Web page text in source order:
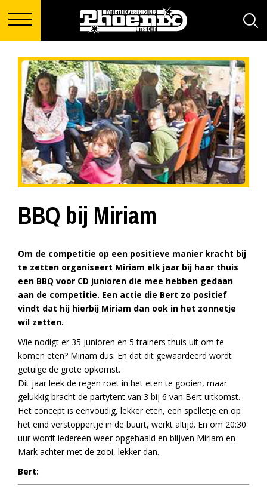
BBQ bij Miriam
Om de competitie op een positieve manier kracht bij
te zetten organiseert Miriam elk jaar bij haar thuis
een BBQ voor CD junioren die mee hebben gedaan
aan de competitie. Een actie die Bert zo positief
vindt dat hij hierbij Miriam dan ook in het zonnetje
wil zetten.
Wie nodigt er 35 junioren en 5 trainers thuis uit om te
komen eten? Miriam dus. En dat dit gewaardeerd wordt
getuige de grote opkomst.
Dit jaar leek de regen roet in het eten te gooien, maar
gelukkig bracht de partytent van 3 bij 6 van Bert uitkomst.
Het concept is eenvoudig, lekker eten, een spelletje en op
het eind verstoppertje in de buurt, werkt altijd. En om 20:30
uur wordt iedereen weer opgehaald en blijven Miriam en
Mark achter met de zooi, lekker dan.
Bert: